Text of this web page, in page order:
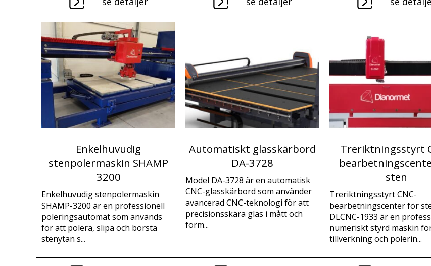
Enkelhuvudig
stenpolermaskin SHAMP
3200
Enkelhuvudig stenpolermaskin
SHAMP-3200 är en professionell
poleringsautomat som används
för att polera, slipa och borsta
stenytan s...
Automatiskt glasskärbord
DA-3728
Model DA-3728 är en automatisk
CNC-glasskärbord som använder
avancerad CNC-teknologi för att
precisionsskära glas i mått och
form...
Treriktningsstyrt
sten
Treriktningsstyrt CNC-
bearbetningscenter för
DLCNC-1933 är en
numeriskt styrd maskin
tillverkning och polerin...